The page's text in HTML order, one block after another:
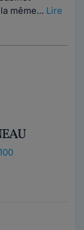
même... Lire